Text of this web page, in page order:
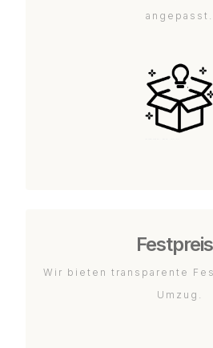
angepasst.
Wir bieten transparente
Umzug.